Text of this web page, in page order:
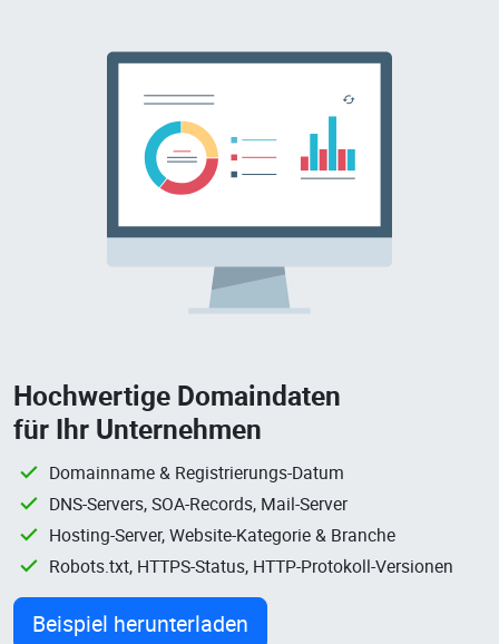
Hochwertige Domaindaten
für Ihr Unternehmen
Domainname & Registrierungs-Datum
DNS-Servers, SOA-Records, Mail-Server
Hosting-Server, Website-Kategorie & Branche
Robots.txt, HTTPS-Status, HTTP-Protokoll-Versionen
Beispiel herunterladen